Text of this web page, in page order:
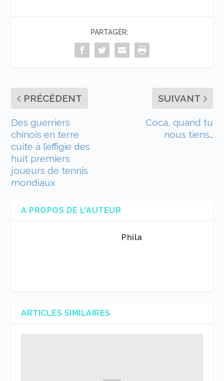
PARTAGER:
PRÉCÉDENT
Des guerriers
chinois en terre
cuite à l’effigie des
huit premiers
joueurs de tennis
mondiaux
SUIVANT
Coca, quand tu
nous tiens…
A PROPOS DE L'AUTEUR
Phila
ARTICLES SIMILAIRES